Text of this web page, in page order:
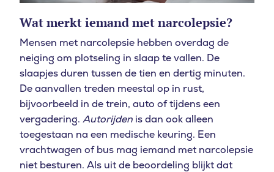
Wat merkt iemand met narcolepsie?
Mensen met narcolepsie hebben overdag de
neiging om plotseling in slaap te vallen. De
slaapjes duren tussen de tien en dertig minuten.
De aanvallen treden meestal op in rust,
bijvoorbeeld in de trein, auto of tijdens een
vergadering. Autorijden is dan ook alleen
toegestaan na een medische keuring. Een
vrachtwagen of bus mag iemand met narcolepsie
niet besturen. Als uit de beoordeling blijkt dat